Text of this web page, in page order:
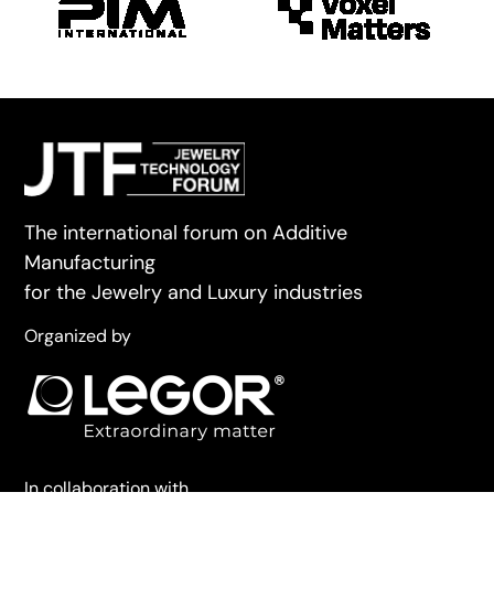
The international forum on Additive
Manufacturing
for the Jewelry and Luxury industries
Organized by
In collaboration with